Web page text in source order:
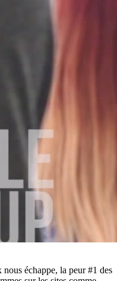
échappe, la peur #1 des